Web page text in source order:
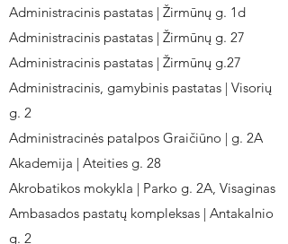
Administracinis pastatas | Žirmūnų g. 1d
Administracinis pastatas | Žirmūnų g. 27
Administracinis pastatas | Žirmūnų g.27
Administracinis, gamybinis pastatas | Visorių
g. 2
Administracinės patalpos Graičiūno | g. 2A
Akademija | Ateities g. 28
Akrobatikos mokykla | Parko g. 2A, Visaginas
Ambasados pastatų kompleksas | Antakalnio
g. 2